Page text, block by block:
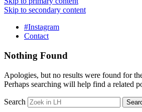
Skip to secondary content
#Instagram
Contact
Nothing Found
Apologies, but no results were found for
Perhaps searching will help find a related
Search